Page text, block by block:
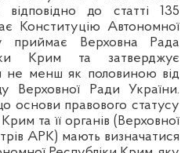
відповідно до статті 135
Конституцію Автономної
приймає Верховна Рада
Крим та затверджує
не менш як половиною від
Верховної Ради України.
основи правового статусу
та її органів (Верховної
АРК) мають визначатися